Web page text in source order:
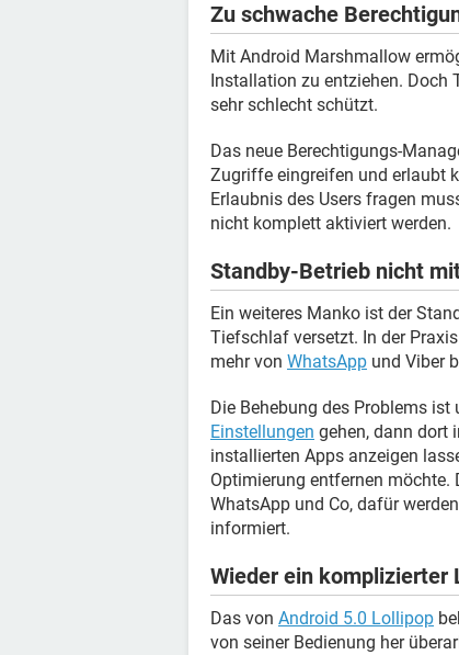
Zu schwache
Mit Android Marshmallow
Installation zu entziehen. Doch
sehr schlecht schützt.
Das neue Berechtigungs-
Zugriffe eingreifen und erlaubt
Erlaubnis des Users fragen
nicht komplett aktiviert werden.
Standby-Betrieb nicht
Ein weiteres Manko ist der
Tiefschlaf versetzt. In der
mehr von WhatsApp und Viber
Die Behebung des Problems
Einstellungen gehen, dann dort
installierten Apps anzeigen
Optimierung entfernen möchte.
WhatsApp und Co, dafür
informiert.
Wieder ein komplizierter
Das von Android 5.0 Lollipop
von seiner Bedienung her